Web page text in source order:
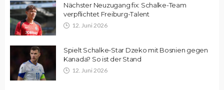
Nächster Neuzugang fix: Schalke-Team
verpflichtet Freiburg-Talent
12. Juni 2026
Spielt Schalke-Star Dzeko mit Bosnien gegen
Kanada? So ist der Stand
12. Juni 2026